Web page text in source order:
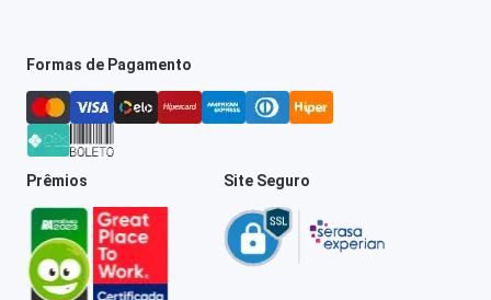
Formas de Pagamento
Prêmios Site Seguro